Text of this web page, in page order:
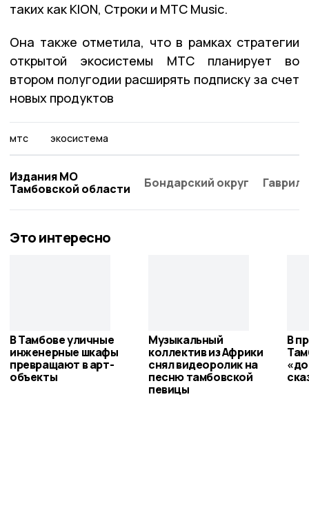
таких как KION, Строки и МТС Music.
Она также отметила, что в рамках стратегии
открытой экосистемы МТС планирует во
втором полугодии расширять подписку за счет
новых продуктов
мтс экосистема
Издания МО
Тамбовской области
Бондарский округ
Это интересно
В Тамбове уличные
инженерные шкафы
превращают в арт-
объекты
Музыкальный
коллектив из Африки
снял видеоролик на
песню тамбовской
певицы
В